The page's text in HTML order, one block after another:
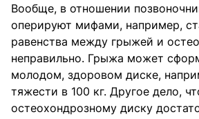
Вообще, в отношении
оперируют мифами, например,
равенства между грыжей и
неправильно. Грыжа может
молодом, здоровом диске,
тяжести в 100 кг. Другое дело,
остеохондрозному диску